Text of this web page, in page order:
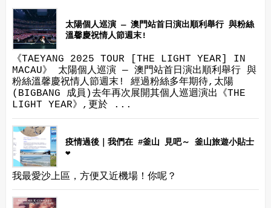
太陽個人巡演 — 澳門站首日演出順利舉行 與粉絲
溫馨慶祝情人節週末!
《TAEYANG 2025 TOUR [THE LIGHT YEAR] IN
MACAU》 太陽個人巡演 — 澳門站首日演出順利舉行 與
粉絲溫馨慶祝情人節週末! 經過粉絲多年期待,太陽
(BIGBANG 成員)去年再次展開其個人巡迴演出《THE
LIGHT YEAR》,更於 ...
疫情過後｜我們在 #釜山 見吧～ 釜山旅遊小貼士
❤
我最愛沙上區，方便又近機場！你呢？